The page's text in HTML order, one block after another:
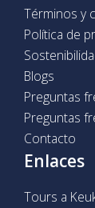
Términos y
Política de
Blogs
Preguntas
Preguntas
Contacto
Enlaces
Tours a